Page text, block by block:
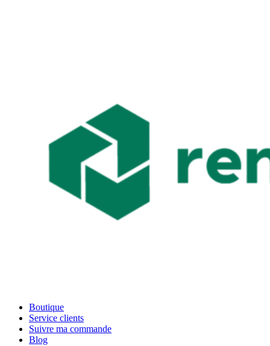
Boutique
Service clients
Suivre ma commande
Blog